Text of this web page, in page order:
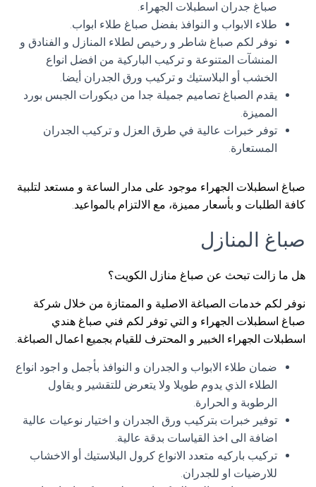
صباغ جدران اسطبلات الجهراء.
طلاء الابواب و النوافذ بفضل صباغ طلاء ابواب.
نوفر لكم صباغ شاطر و رخيص لطلاء المنازل و الفنادق و
المنشآت المتنوعة و تركيب الباركية من افضل انواع
الخشب أو البلاستيك و تركيب ورق الجدران أيضا.
يقدم الصباغ تصاميم جميلة جدا من ديكورات الجبس بورد
المميزة.
توفر خبرات عالية في طرق العزل و تركيب الجدران
المستعارة.
صباغ اسطبلات الجهراء موجود على مدار الساعة و مستعد لتلبية
كافة الطلبات و بأسعار مميزة، مع الالتزام بالمواعيد.
صباغ المنازل
هل ما زالت تبحث عن صباغ منازل الكويت؟
نوفر لكم خدمات الصباغة الاصلية و الممتازة من خلال شركة
صباغ اسطبلات الجهراء و التي توفر لكم فني صباغ هندي
اسطبلات الجهراء الخبير و المحترف للقيام بجميع اعمال الصباغة.
ضمان طلاء الابواب و الجدران و النوافذ بأجمل و اجود انواع
الطلاء الذي يدوم طويلا ولا يتعرض للتقشير و يقاول
الرطوبة و الحرارة.
توفير خبرات بتركيب ورق الجدران و اختيار نوعيات عالية
اضافة الى اخذ القياسات بدقة عالية.
تركيب باركيه متعدد الانواع كرول البلاستيك أو الاخشاب
للارضيات او للجدران.